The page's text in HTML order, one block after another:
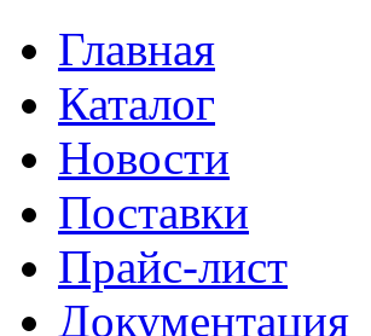
Главная
Каталог
Новости
Поставки
Прайс-лист
Документация